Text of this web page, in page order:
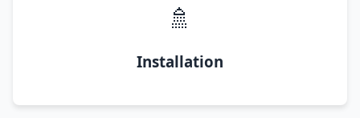
🚿
Installation